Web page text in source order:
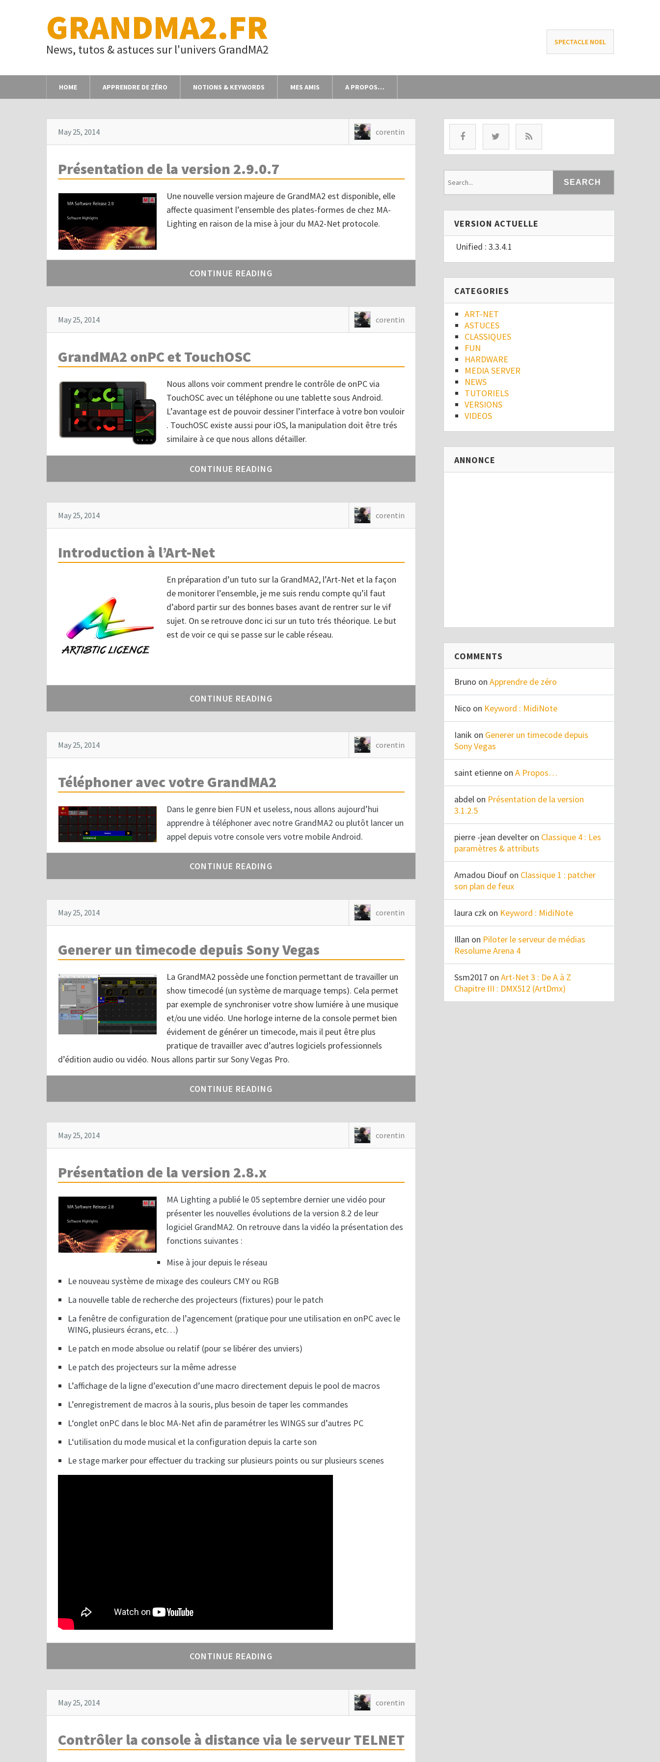
GRANDMA2.FR
News, tutos & astuces sur l'univers GrandMA2 SPECTACLE NOEL
HOME APPRENDRE DE ZÉRO NOTIONS & KEYWORDS MES AMIS A PROPOS…
May 25, 2014 corentin
Présentation de la version 2.9.0.7
Une nouvelle version majeure de GrandMA2 est disponible, elle
affecte quasiment l’ensemble des plates-formes de chez MA-
Lighting en raison de la mise à jour du MA2-Net protocole.
CONTINUE READING
May 25, 2014 corentin
GrandMA2 onPC et TouchOSC
Nous allons voir comment prendre le contrôle de onPC via
TouchOSC avec un téléphone ou une tablette sous Android.
L’avantage est de pouvoir dessiner l’interface à votre bon vouloir
. TouchOSC existe aussi pour iOS, la manipulation doit être trés
similaire à ce que nous allons détailler.
CONTINUE READING
May 25, 2014 corentin
Introduction à l’Art-Net
En préparation d’un tuto sur la GrandMA2, l’Art-Net et la façon
de monitorer l’ensemble, je me suis rendu compte qu’il faut
d’abord partir sur des bonnes bases avant de rentrer sur le vif
sujet. On se retrouve donc ici sur un tuto trés théorique. Le but
est de voir ce qui se passe sur le cable réseau.
CONTINUE READING
May 25, 2014 corentin
Téléphoner avec votre GrandMA2
Dans le genre bien FUN et useless, nous allons aujourd’hui
apprendre à téléphoner avec notre GrandMA2 ou plutôt lancer un
appel depuis votre console vers votre mobile Android.
CONTINUE READING
May 25, 2014 corentin
Generer un timecode depuis Sony Vegas
La GrandMA2 possède une fonction permettant de travailler un
show timecodé (un système de marquage temps). Cela permet
par exemple de synchroniser votre show lumiére à une musique
et/ou une vidéo. Une horloge interne de la console permet bien
évidement de générer un timecode, mais il peut être plus
pratique de travailler avec d’autres logiciels professionnels
d’édition audio ou vidéo. Nous allons partir sur Sony Vegas Pro.
CONTINUE READING
May 25, 2014 corentin
Présentation de la version 2.8.x
MA Lighting a publié le 05 septembre dernier une vidéo pour
présenter les nouvelles évolutions de la version 8.2 de leur
logiciel GrandMA2. On retrouve dans la vidéo la présentation des
fonctions suivantes :
Mise à jour depuis le réseau
Le nouveau système de mixage des couleurs CMY ou RGB
La nouvelle table de recherche des projecteurs (fixtures) pour le patch
La fenêtre de configuration de l’agencement (pratique pour une utilisation en onPC avec le
WING, plusieurs écrans, etc…)
Le patch en mode absolue ou relatif (pour se libérer des unviers)
Le patch des projecteurs sur la même adresse
L’affichage de la ligne d’execution d’une macro directement depuis le pool de macros
L’enregistrement de macros à la souris, plus besoin de taper les commandes
L‘onglet onPC dans le bloc MA-Net afin de paramétrer les WINGS sur d’autres PC
L‘utilisation du mode musical et la configuration depuis la carte son
Le stage marker pour effectuer du tracking sur plusieurs points ou sur plusieurs scenes
CONTINUE READING
May 25, 2014 corentin
Contrôler la console à distance via le serveur TELNET
VERSION ACTUELLE
Unified : 3.3.4.1
CATEGORIES
ART-NET
ASTUCES
CLASSIQUES
FUN
HARDWARE
MEDIA SERVER
NEWS
TUTORIELS
VERSIONS
VIDEOS
ANNONCE
COMMENTS
Bruno onApprendre de zéro
Nico on Keyword : MidiNote
Ianik on Generer un timecode depuis
Sony Vegas
saint etienne onA Propos…
abdel on Présentation de la version
3.1.2.5
pierre -jean develter on Classique 4 : Les
paramètres & attributs
Amadou Diouf on Classique 1 : patcher
son plan de feux
laura czk on Keyword : MidiNote
Illan on Piloter le serveur de médias
Resolume Arena 4
Ssm2017 onArt-Net 3 : De A à Z
Chapitre III : DMX512 (ArtDmx)